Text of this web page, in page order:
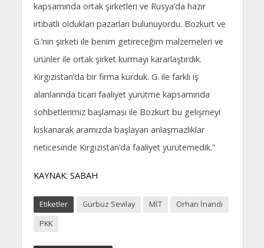
kapsamında ortak şirketleri ve Rusya’da hazır
irtibatlı oldukları pazarları bulunuyordu. Bozkurt ve
G.’nin şirketi ile benim getireceğim malzemeleri ve
ürünler ile ortak şirket kurmayı kararlaştırdık.
Kırgızistan’da bir firma kurduk. G. ile farklı iş
alanlarında ticari faaliyet yürütme kapsamında
sohbetlerimiz başlaması ile Bozkurt bu gelişmeyi
kıskanarak aramızda başlayan anlaşmazlıklar
neticesinde Kırgızistan’da faaliyet yürütemedik.”
KAYNAK: SABAH
Etiketler Gürbüz Sevilay MİT
Orhan İnandı
PKK